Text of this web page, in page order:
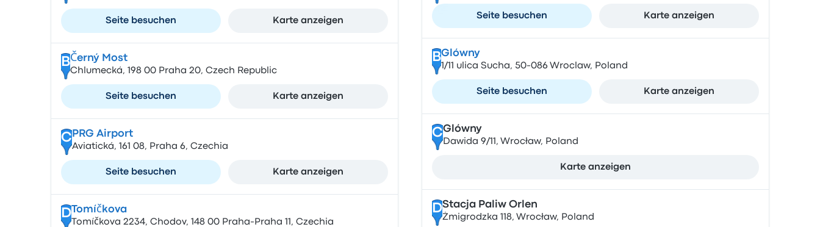
Seite besuchen Karte anzeigen
BČerný Most
Chlumecká, 198 00 Praha 20, Czech Republic
Seite besuchen Karte anzeigen
CPRG Airport
Aviatická, 161 08, Praha 6, Czechia
Seite besuchen Karte anzeigen
DTomíčkova
Tomíčkova 2234, Chodov, 148 00 Praha-Praha 11, Czechia
Seite besuchen Karte anzeigen
BGlówny
1/11 ulica Sucha, 50-086 Wroclaw, Poland
Seite besuchen Karte anzeigen
CGlówny
Dawida 9/11, Wrocław, Poland
Karte anzeigen
DStacja Paliw Orlen
Żmigrodzka 118, Wrocław, Poland